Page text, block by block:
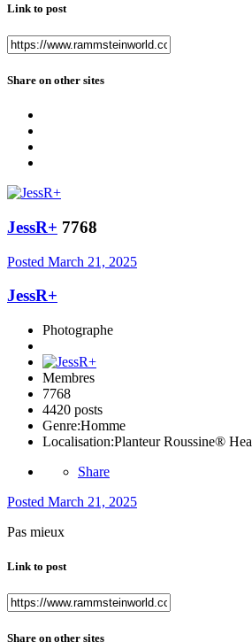
Link to post
Share on other sites
JessR+ 7768
Posted March 21, 2025
JessR+
Photographe
Membres
7768
4420 posts
Genre:Homme
Localisation:Planteur Roussine®
Share
Posted March 21, 2025
Pas mieux
Link to post
Share on other sites